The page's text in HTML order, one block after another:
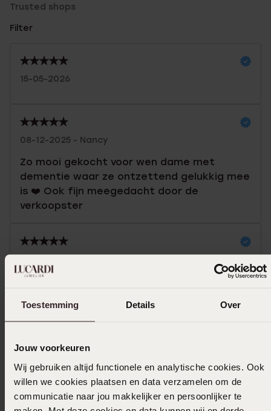
Toestemming Details Over
Jouw voorkeuren
Wij gebruiken altijd functionele en analytische cookies. Ook
willen we cookies plaatsen en data verzamelen om de
communicatie naar jou makkelijker en persoonlijker te
Trusted shops
Filter
15-05-2026
08-12-2025 - Nancy
Zo mooi gekocht voor wen dame met
dementie waar ze ontzettend gelukkig mee
is ❤️ Ook fijn meegedacht door de
verkoopster
Leuke ketting
In winkelmand
Ook leuk voor jou